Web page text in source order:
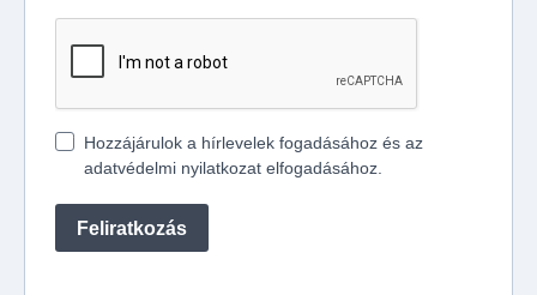
Hozzájárulok a hírlevelek fogadásához és az
adatvédelmi nyilatkozat elfogadásához.
Feliratkozás